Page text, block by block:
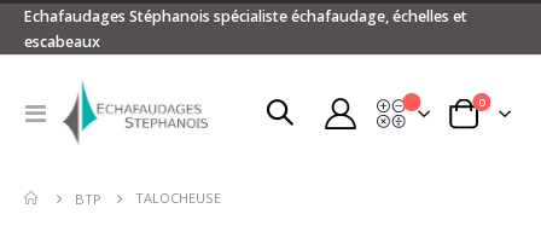
Echafaudages Stéphanois spécialiste échafaudage, échelles et
escabeaux
Basculer
Panier
0articles
Devis
BTP TALOCHEUSE